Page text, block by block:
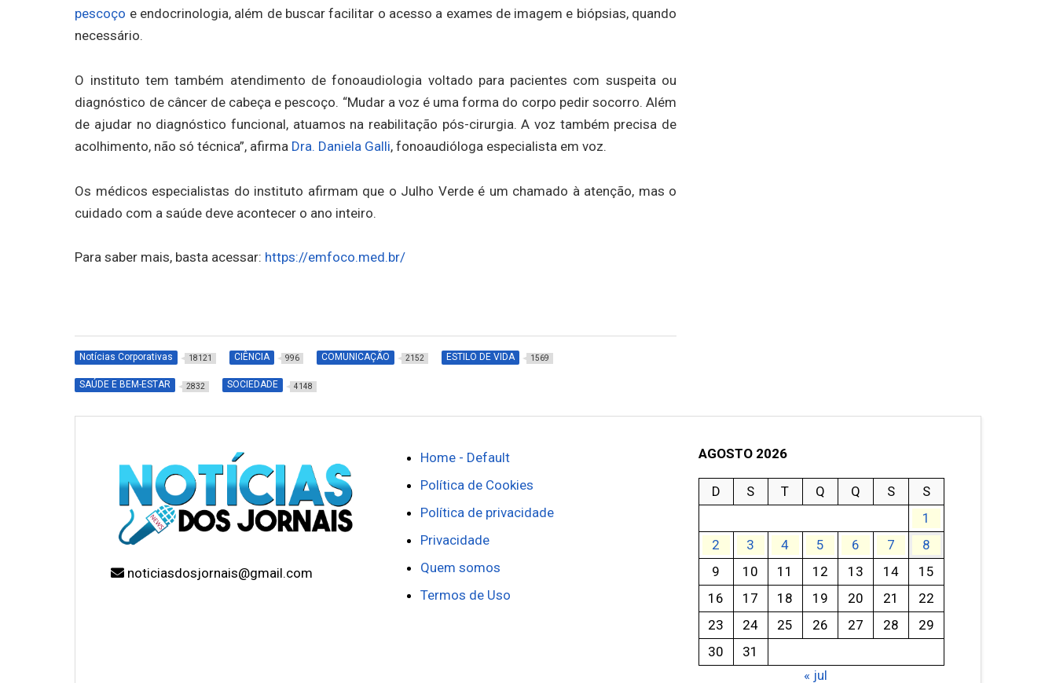
pescoço e endocrinologia, além de buscar facilitar o acesso a exames de imagem e biópsias, quando
necessário.
O instituto tem também atendimento de fonoaudiologia voltado para pacientes com suspeita ou
diagnóstico de câncer de cabeça e pescoço. “Mudar a voz é uma forma do corpo pedir socorro. Além
de ajudar no diagnóstico funcional, atuamos na reabilitação pós-cirurgia. A voz também precisa de
acolhimento, não só técnica”, afirma Dra. Daniela Galli, fonoaudióloga especialista em voz.
Os médicos especialistas do instituto afirmam que o Julho Verde é um chamado à atenção, mas o
cuidado com a saúde deve acontecer o ano inteiro.
Para saber mais, basta acessar: https://emfoco.med.br/
Notícias Corporativas 18121 CIÊNCIA 996 COMUNICAÇÃO 2152 ESTILO DE VIDA 1569
SAÚDE E BEM-ESTAR 2832 SOCIEDADE 4148
noticiasdosjornais@gmail.com
Home - Default
Política de Cookies
Política de privacidade
Privacidade
Quem somos
Termos de Uso
AGOSTO 2026
D S T Q Q S
S
1
2
3 4 5 6 7
8
9
10 11 12 13 14
15
16
17 18 19 20 21
22
23
24 25 26 27 28
29
30
31
« jul